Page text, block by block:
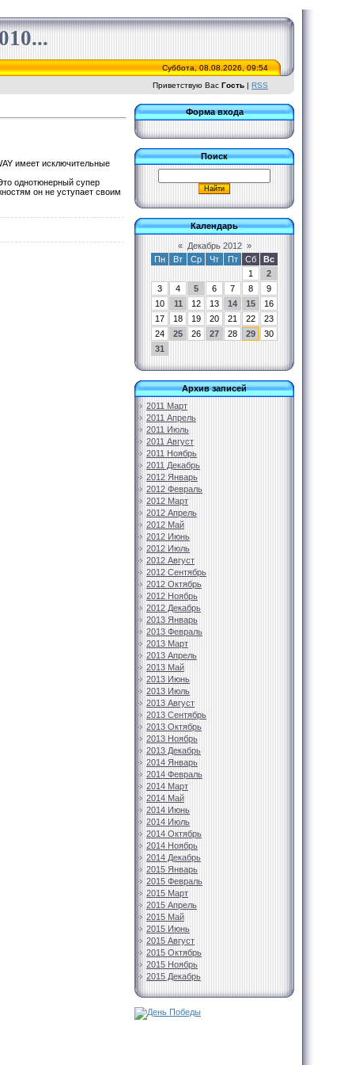
Суббота, 08.08.2026, 09:54
Приветствую Вас Гость | RSS
имеет исключительные
однотюнерный супер
он не уступает своим
Форма входа
Поиск
Календарь
« Декабрь 2012 »
Пн
Вт Ср Чт Пт Сб
Вс
1
2
3
4 5 6 7 8
9
10
11 12 13 14 15
16
17
18 19 20 21 22
23
24
25 26 27 28 29
30
31
Архив записей
2011 Март
2011 Апрель
2011 Июль
2011 Август
2011 Ноябрь
2011 Декабрь
2012 Январь
2012 Февраль
2012 Март
2012 Апрель
2012 Май
2012 Июнь
2012 Июль
2012 Август
2012 Сентябрь
2012 Октябрь
2012 Ноябрь
2012 Декабрь
2013 Январь
2013 Февраль
2013 Март
2013 Апрель
2013 Май
2013 Июнь
2013 Июль
2013 Август
2013 Сентябрь
2013 Октябрь
2013 Ноябрь
2013 Декабрь
2014 Январь
2014 Февраль
2014 Март
2014 Май
2014 Июнь
2014 Июль
2014 Октябрь
2014 Ноябрь
2014 Декабрь
2015 Январь
2015 Февраль
2015 Март
2015 Апрель
2015 Май
2015 Июнь
2015 Август
2015 Октябрь
2015 Ноябрь
2015 Декабрь